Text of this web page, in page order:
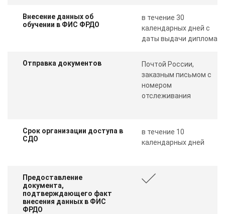
Внесение данных об
обучении в ФИС ФРДО
в течение 30
календарных дней с
даты выдачи диплома
Отправка документов
Почтой России,
заказным письмом с
номером
отслеживания
Срок организации доступа в
СДО
в течение 10
календарных дней
Предоставление
документа,
подтверждающего факт
внесения данных в ФИС
ФРДО